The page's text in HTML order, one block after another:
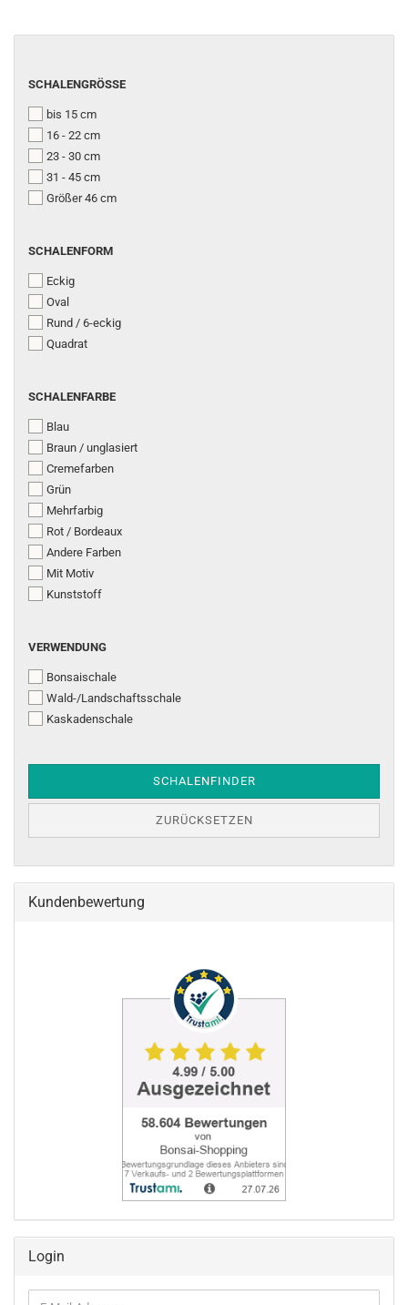
SCHALENGRÖSSE
SCHALENGRÖSSE
bis 15 cm
16 - 22 cm
23 - 30 cm
31 - 45 cm
Größer 46 cm
SCHALENFORM
SCHALENFORM
Eckig
Oval
Rund / 6-eckig
Quadrat
SCHALENFARBE
SCHALENFARBE
Blau
Braun / unglasiert
Cremefarben
Grün
Mehrfarbig
Rot / Bordeaux
Andere Farben
Mit Motiv
Kunststoff
VERWENDUNG
VERWENDUNG
Bonsaischale
Wald-/Landschaftsschale
Kaskadenschale
SCHALENFINDER
ZURÜCKSETZEN
Kundenbewertung
Login